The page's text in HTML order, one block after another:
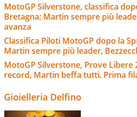
MotoGP Silverstone, classifica
Bretagna: Martin sempre più
avanza
Classifica Piloti MotoGP dopo la
Martin sempre più leader,
MotoGP Silverstone, Prove Libere
record, Martin beffa tutti. Prima
Gioielleria Delfino